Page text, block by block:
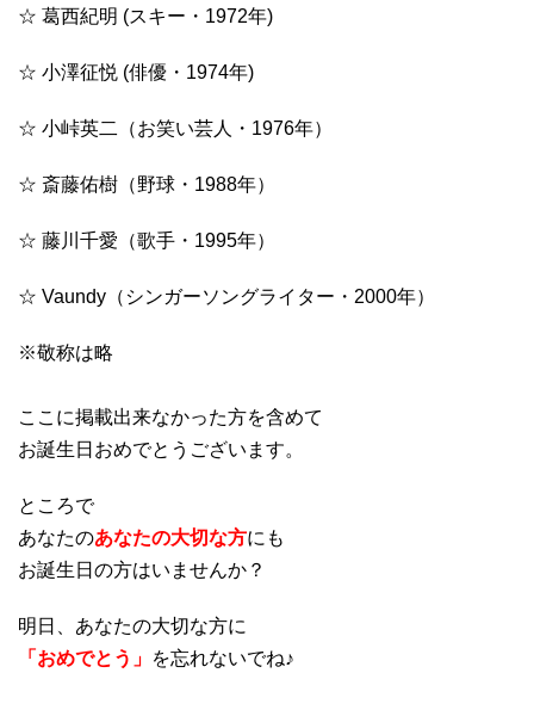
☆ 葛西紀明 (スキー・1972年)
☆ 小澤征悦 (俳優・1974年)
☆ 小峠英二（お笑い芸人・1976年）
☆ 斎藤佑樹（野球・1988年）
☆ 藤川千愛（歌手・1995年）
☆ Vaundy（シンガーソングライター・2000年）
※敬称は略
ここに掲載出来なかった方を含めて
お誕生日おめでとうございます。
ところで
あなたのあなたの大切な方にも
お誕生日の方はいませんか？
明日、あなたの大切な方に
「おめでとう」 を忘れないでね♪